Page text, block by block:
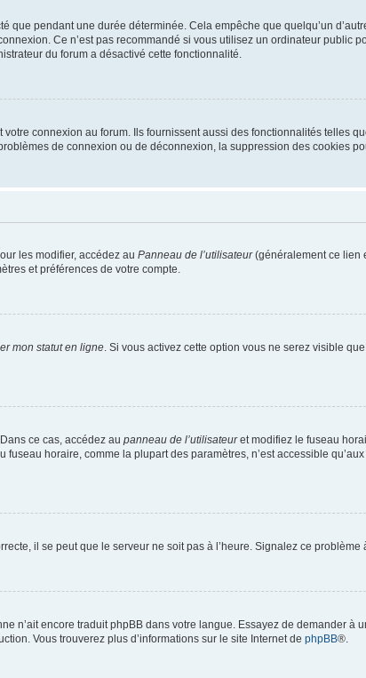
que pendant une durée déterminée. Cela empêche que quelqu’un
Ce n’est pas recommandé si vous utilisez un ordinateur public
du forum a désactivé cette fonctionnalité.
connexion au forum. Ils fournissent aussi des fonctionnalités telles
de connexion ou de déconnexion, la suppression des cookies
les modifier, accédez au Panneau de l’utilisateur(généralement ce lien
et préférences de votre compte.
mon statut en ligne . Si vous activez cette option vous ne serez visible
ce cas, accédez au panneau de l’utilisateuret modifiez le fuseau
horaire, comme la plupart des paramètres, n’est accessible
il se peut que le serveur ne soit pas à l’heure. Signalez ce problème
n’ait encore traduit phpBB dans votre langue. Essayez de demander à
Vous trouverez plus d’informations sur le site Internet de phpBB®.